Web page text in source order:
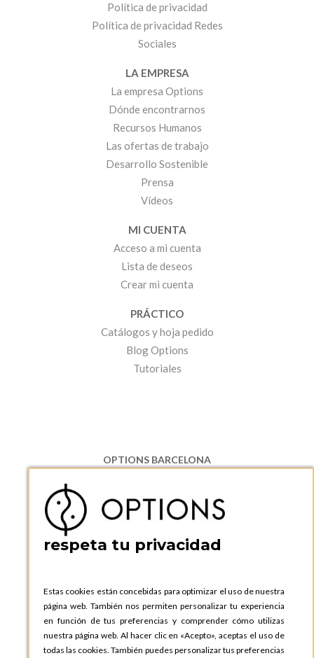
Política de privacidad
Política de privacidad Redes
Sociales
LA EMPRESA
La empresa Options
Dónde encontrarnos
Recursos Humanos
Las ofertas de trabajo
Desarrollo Sostenible
Prensa
Vídeos
MI CUENTA
Acceso a mi cuenta
Lista de deseos
Crear mi cuenta
PRÁCTICO
Catálogos y hoja pedido
Blog Options
Tutoriales
OPTIONS BARCELONA
08130 Santa Perpetua de Moguda, Barcelona
ESPAñA
Teléfono:
+34 935 724 041
OPTIONS BARCELONA SHOWROOM
ESPAñA
Teléfono:+34 935 724 041
OPTIONS MADRID
C. Lucio Emilio Cándido, 6,
respeta tu privacidad
Estas cookies están concebidas para optimizar el uso de nuestra
página web. También nos permiten personalizar tu experiencia
en función de tus preferencias y comprender cómo utilizas
nuestra página web. Al hacer clic en «Acepto», aceptas el uso de
todas las cookies. También puedes personalizar tus preferencias